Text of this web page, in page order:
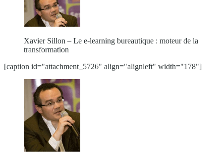
Xavier Sillon – Le e-learning bureautique : moteur de la
transformation
[caption id="attachment_5726" align="alignleft" width="178"]